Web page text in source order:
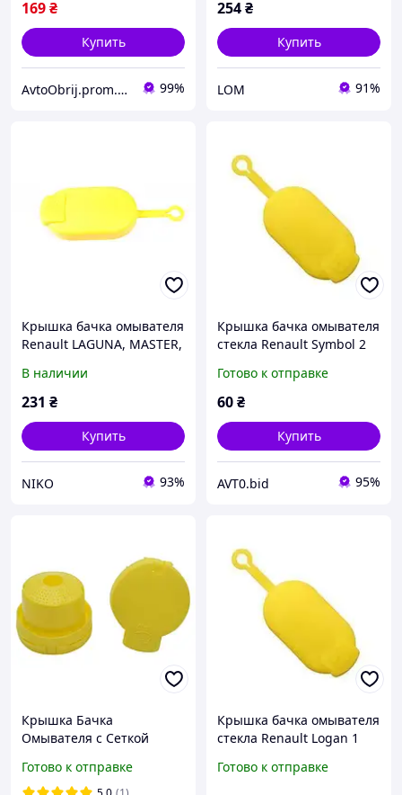
169₴
Купить
AvtoObrij.prom.ua 99%
254₴
Купить
LOM 91%
Крышка бачка омывателя
Renault LAGUNA, MASTER,
SCENIC, TRAFIC, TWINGO,
VEL SATIS 05.90-
В наличии
231 ₴
Купить
NIKO 93%
Крышка бачка омывателя
стекла Renault Symbol 2
7700812930 600154874
Готово к отправке
60₴
Купить
AVT0.bid 95%
Крышка Бачка
Омывателя с Сеткой
Megane 3/Fluence/Scenic
Готово к отправке
Крышка бачка омывателя
стекла Renault Logan 1
7700812930 600154874
Готово к отправке